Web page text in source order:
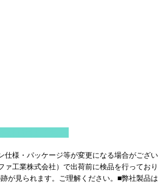
仕様・パッケージ等が変更になる場合がござい
ァ工業株式会社）で出荷前に検品を行っており
が見られます。ご理解ください。■弊社製品は